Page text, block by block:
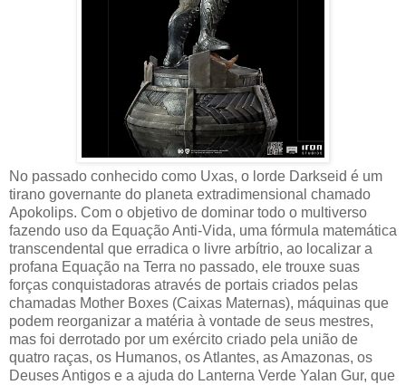
No passado conhecido como Uxas, o lorde Darkseid é um
tirano governante do planeta extradimensional chamado
Apokolips. Com o objetivo de dominar todo o multiverso
fazendo uso da Equação Anti-Vida, uma fórmula matemática
transcendental que erradica o livre arbítrio, ao localizar a
profana Equação na Terra no passado, ele trouxe suas
forças conquistadoras através de portais criados pelas
chamadas Mother Boxes (Caixas Maternas), máquinas que
podem reorganizar a matéria à vontade de seus mestres,
mas foi derrotado por um exército criado pela união de
quatro raças, os Humanos, os Atlantes, as Amazonas, os
Deuses Antigos e a ajuda do Lanterna Verde Yalan Gur, que